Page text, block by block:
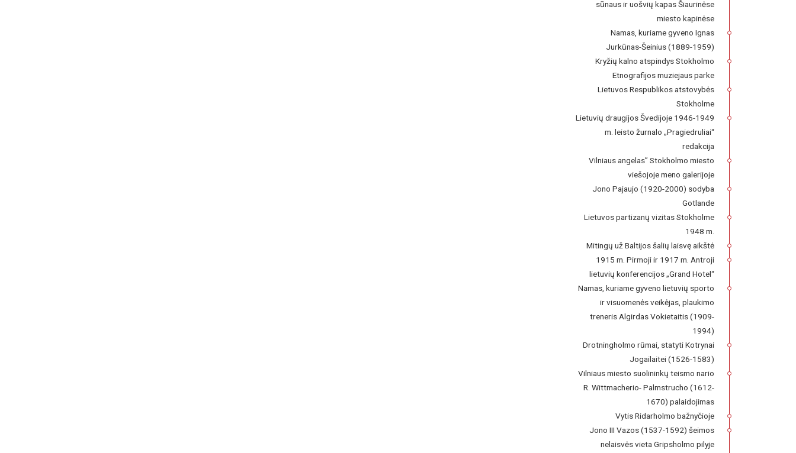
sūnaus ir uošvių kapas Šiaurinėse
miesto kapinėse
Namas, kuriame gyveno Ignas
Jurkūnas-Šeinius (1889-1959)
Kryžių kalno atspindys Stokholmo
Etnografijos muziejaus parke
Lietuvos Respublikos atstovybės
Stokholme
Lietuvių draugijos Švedijoje 1946-1949
m. leisto žurnalo „Pragiedruliai“
redakcija
Vilniaus angelas” Stokholmo miesto
viešojoje meno galerijoje
Jono Pajaujo (1920-2000) sodyba
Gotlande
Lietuvos partizanų vizitas Stokholme
1948 m.
Mitingų už Baltijos šalių laisvę aikštė
1915 m. Pirmoji ir 1917 m. Antroji
lietuvių konferencijos „Grand Hotel“
Namas, kuriame gyveno lietuvių sporto
ir visuomenės veikėjas, plaukimo
treneris Algirdas Vokietaitis (1909-
1994)
Drotningholmo rūmai, statyti Kotrynai
Jogailaitei (1526-1583)
Vilniaus miesto suolininkų teismo nario
R. Wittmacherio- Palmstrucho (1612-
1670) palaidojimas
Vytis Ridarholmo bažnyčioje
Jono III Vazos (1537-1592) šeimos
nelaisvės vieta Gripsholmo pilyje